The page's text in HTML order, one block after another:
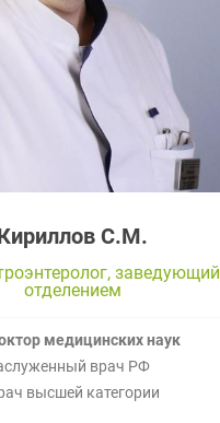
С.М.
заведующий
отделением
медицинских наук
врач РФ
высшей категории